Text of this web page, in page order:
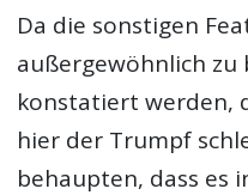
Da die sonstigen
außergewöhnlich zu
konstatiert werden,
hier der Trumpf
behaupten, dass es